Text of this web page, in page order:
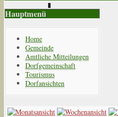
Hauptmenü
Home
Gemeinde
Amtliche Mitteilungen
Dorfgemeinschaft
Tourismus
Dorfansichten